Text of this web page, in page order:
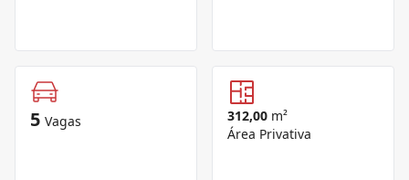
5 Vagas 312,00 m²
Área Privativa